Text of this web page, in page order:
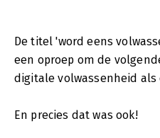
De titel 'word eens
een oproep om de
digitale volwassenheid als
En precies dat was ook!